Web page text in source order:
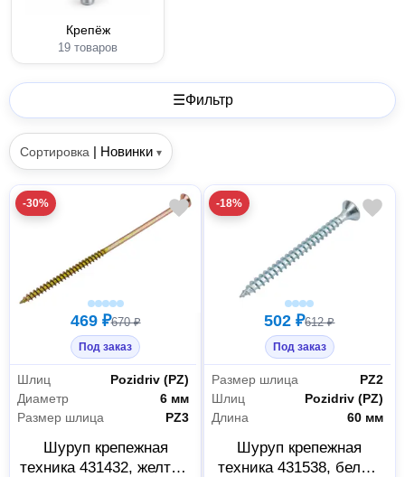
Крепёж
19 товаров
☰Фильтр
Сортировка | Новинки ▾
-30%
469 ₽670 ₽
Под заказ
Шлиц
Pozidriv (PZ)
Диаметр
6 мм
Размер шлица
PZ3
Шуруп крепежная
техника 431432, желтый
-18%
502 ₽612 ₽
Под заказ
Размер шлица
PZ2
Шлиц
Pozidriv (PZ)
Длина
60 мм
Шуруп крепежная
техника 431538, белый